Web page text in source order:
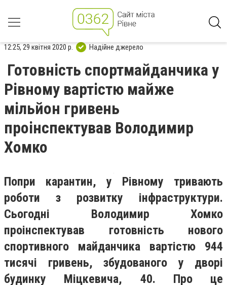
12:25, 29 квітня 2020 р. Надійне джерело
Готовність спортмайданчика у
Рівному вартістю майже
мільйон гривень
проінспектував Володимир
Хомко
Попри карантин, у Рівному тривають
роботи з розвитку інфраструктури.
Сьогодні Володимир Хомко
проінспектував готовність нового
спортивного майданчика вартістю 944
тисячі гривень, збудованого у дворі
будинку Міцкевича, 40. Про це